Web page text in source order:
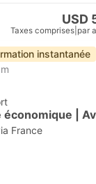
USD
Taxes comprises par
instantanée
économique |
France